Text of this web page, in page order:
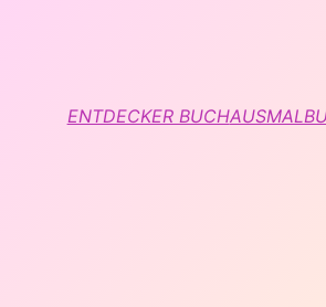
ENTDECKER BUCH